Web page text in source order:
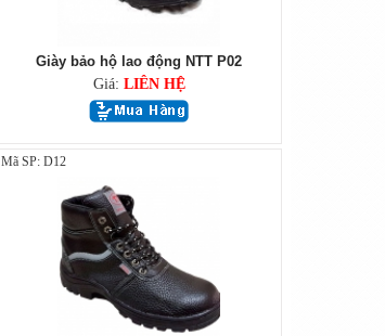
Giày bảo hộ lao động NTT P02
Giá: LIÊN HỆ
Mã SP: D12